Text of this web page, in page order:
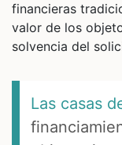
financieras
valor de los
solvencia del
Las casas